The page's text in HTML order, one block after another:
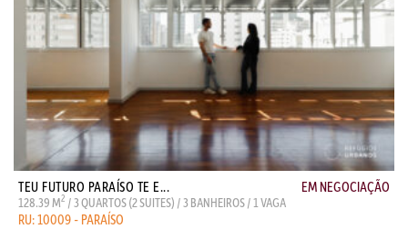
TEU FUTURO PARAÍSO TE E... EM NEGOCIAÇÃO
128.39 M2 / 3 QUARTOS (2 SUITES) / 3 BANHEIROS / 1 VAGA
RU: 10009 - PARAÍSO